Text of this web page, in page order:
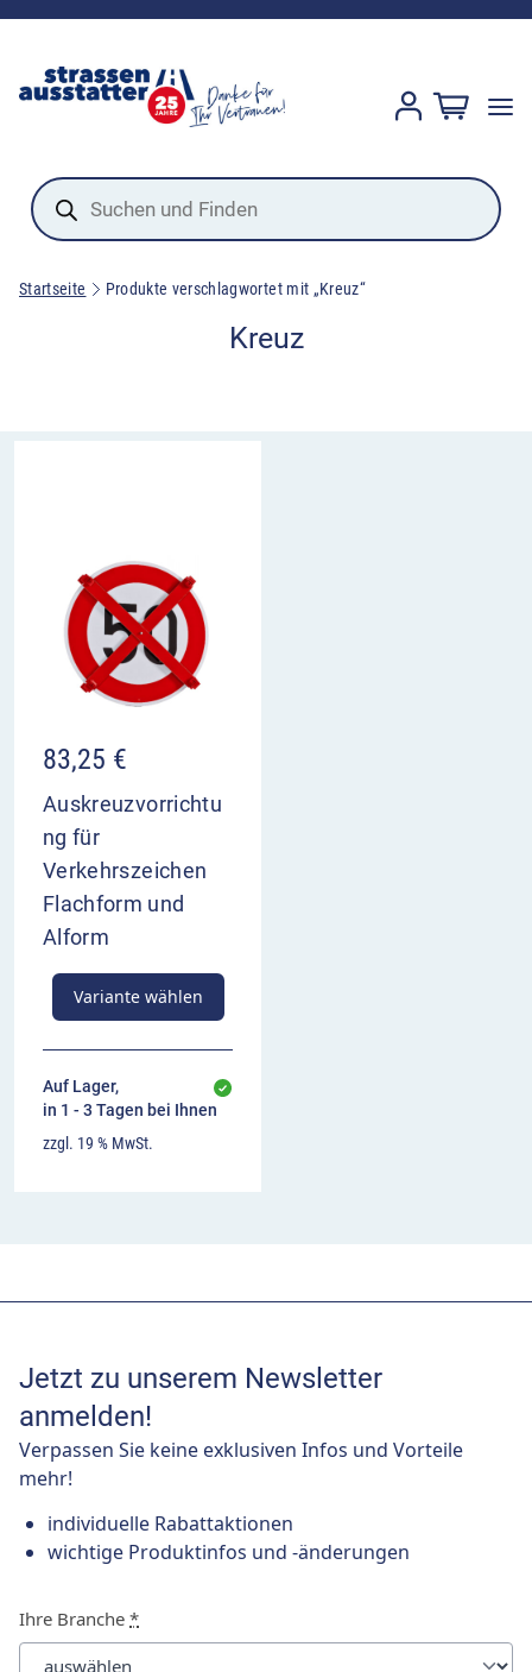
Products
search
Startseite Produkte verschlagwortet mit „Kreuz“
Kreuz
83,25 €
Auskreuzvorrichtu
ng für
Verkehrszeichen
Flachform und
Alform
Variante wählen
Auf Lager,
in 1 - 3 Tagen bei Ihnen
zzgl. 19 % MwSt.
Jetzt zu unserem Newsletter
anmelden!
Verpassen Sie keine exklusiven Infos und Vorteile
mehr!
individuelle Rabattaktionen
wichtige Produktinfos und -änderungen
Ihre Branche *